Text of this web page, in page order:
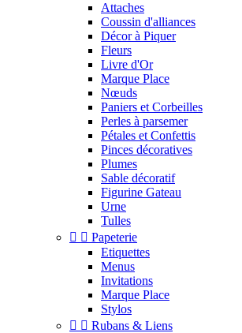
Attaches
Coussin d'alliances
Décor à Piquer
Fleurs
Livre d'Or
Marque Place
Nœuds
Paniers et Corbeilles
Perles à parsemer
Pétales et Confettis
Pinces décoratives
Plumes
Sable décoratif
Figurine Gateau
Urne
Tulles
  Papeterie
Etiquettes
Menus
Invitations
Marque Place
Stylos
  Rubans & Liens